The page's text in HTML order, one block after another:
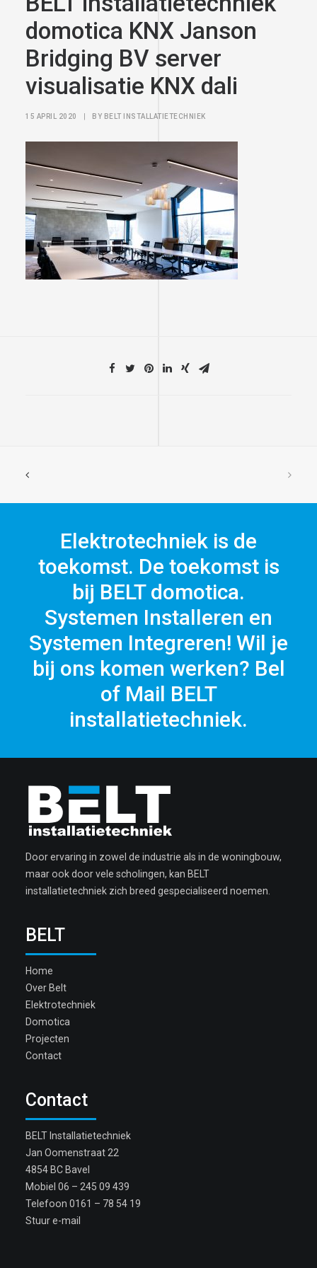
domotica KNX Janson
Bridging BV server
visualisatie KNX dali
15 APRIL 2020 BY BELT INSTALLATIETECHNIEK
Elektrotechniek is de
toekomst. De toekomst is
bij BELT domotica.
Systemen Installeren en
Systemen Integreren! Wil je
bij ons komen werken? Bel
of Mail BELT
installatietechniek.
Door ervaring in zowel de industrie als in de woningbouw,
maar ook door vele scholingen, kan BELT
installatietechniek zich breed gespecialiseerd noemen.
BELT
Home
Over Belt
Elektrotechniek
Domotica
Projecten
Contact
Contact
BELT Installatietechniek
Jan Oomenstraat 22
4854 BC Bavel
Mobiel 06 – 245 09 439
Telefoon 0161 – 78 54 19
Stuur e-mail